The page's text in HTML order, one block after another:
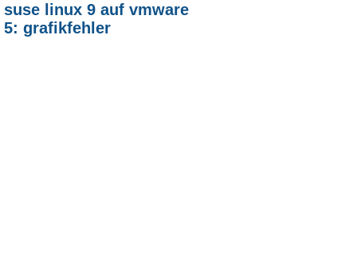
suse linux 9 auf vmware
5: grafikfehler